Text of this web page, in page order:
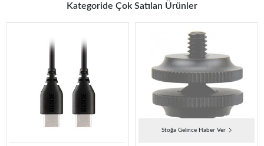
Kategoride Çok Satılan Ürünler
Stoğa Gelince Haber Ver